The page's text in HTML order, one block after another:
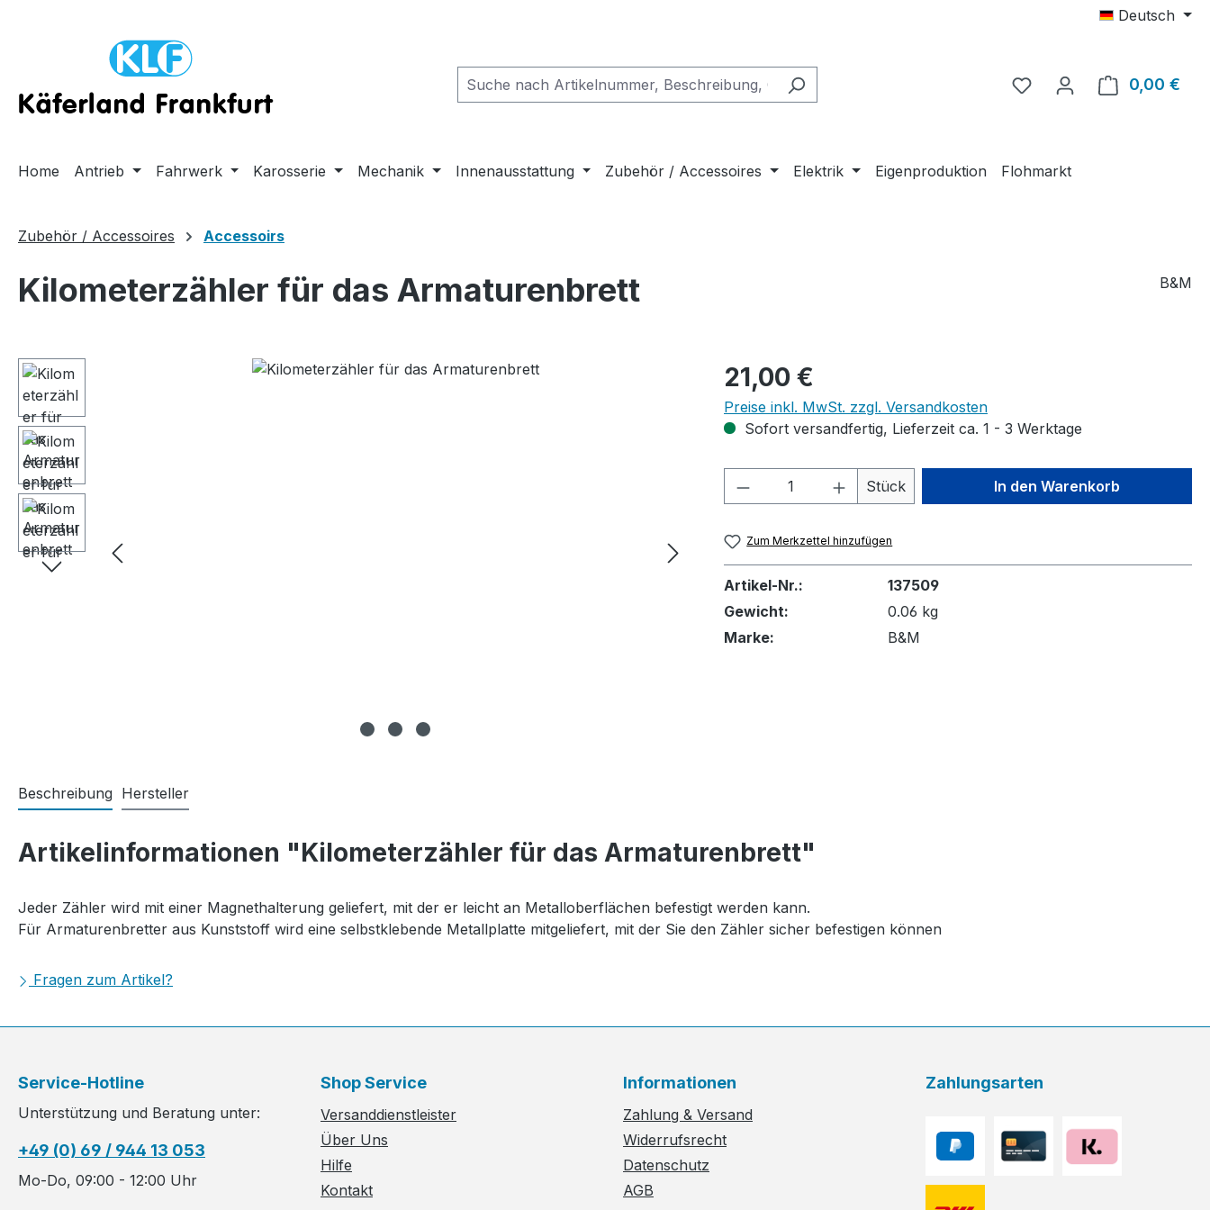
Deutsch
0,00 €
Home Antrieb Fahrwerk Karosserie Mechanik Innenausstattung Zubehör / Accessoires Elektrik Eigenproduktion Flohmarkt
Zubehör / Accessoires Accessoirs
Kilometerzähler für das Armaturenbrett B&M
Bildergalerie überspringen Regulärer Preis:
21,00 €
Preise inkl. MwSt. zzgl. Versandkosten
Sofort versandfertig, Lieferzeit ca. 1 - 3 Werktage
Produkt Anzahl: Gib den gewünschten Wert
Stück In den Warenkorb
Zum Merkzettel hinzufügen
Artikel-Nr.:
137509
Gewicht:
0.06 kg
Marke:
B&M
Beschreibung Hersteller
Artikelinformationen "Kilometerzähler für das Armaturenbrett"
Jeder Zähler wird mit einer Magnethalterung geliefert, mit der er leicht an Metalloberflächen befestigt werden kann.
Für Armaturenbretter aus Kunststoff wird eine selbstklebende Metallplatte mitgeliefert, mit der Sie den Zähler sicher befestigen können
Fragen zum Artikel?
Service-Hotline
Unterstützung und Beratung unter:
+49 (0) 69 / 944 13 053
Mo-Do, 09:00 - 12:00 Uhr
Shop Service
Versanddienstleister
Über Uns
Hilfe
Kontakt
Informationen
Zahlung & Versand
Widerrufsrecht
Datenschutz
AGB
Zahlungsarten